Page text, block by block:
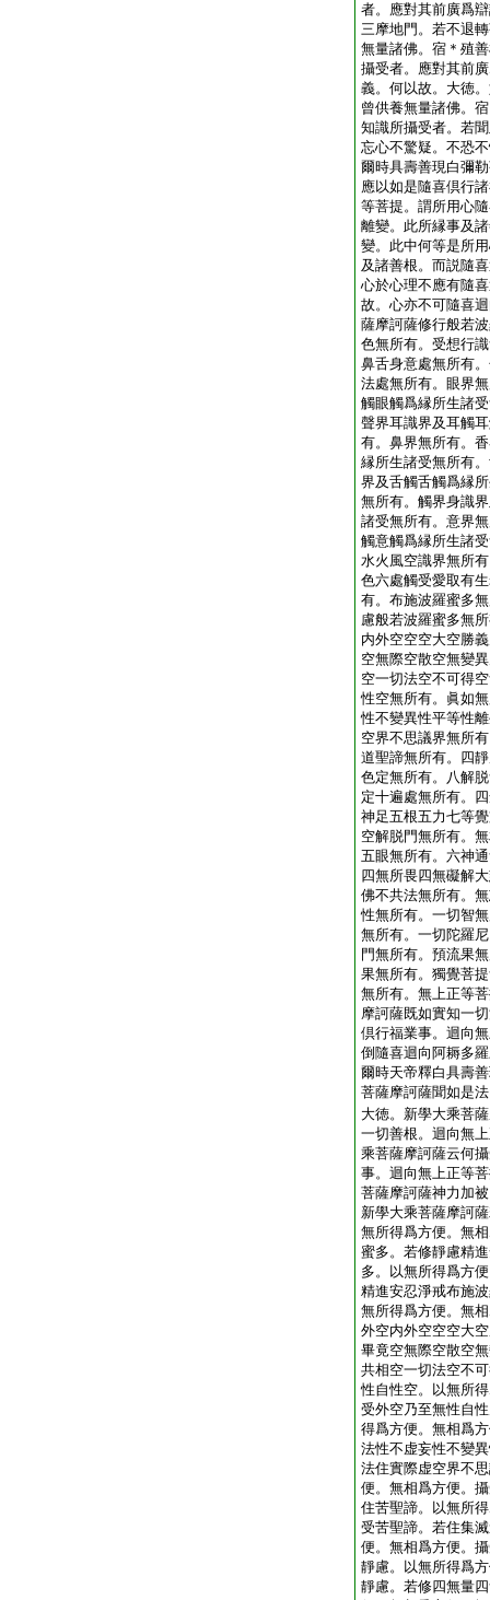
者。應對其前廣爲
三摩地門。若不退
無量諸佛。宿＊殖
攝受者。應對其前
義。何以故。大徳
曾供養無量諸佛。
知識所攝受者。若
忘心不驚疑。不恐
爾時具壽善現白彌
應以如是隨喜倶行
等菩提。謂所用心
離變。此所縁事及
變。此中何等是所
及諸善根。而説隨
心於心理不應有隨
故。心亦不可隨喜
薩摩訶薩修行般若
色無所有。受想行
鼻舌身意處無所有
法處無所有。眼界
觸眼觸爲縁所生諸
聲界耳識界及耳觸
有。鼻界無所有。
縁所生諸受無所有
界及舌觸舌觸爲縁
無所有。觸界身識
諸受無所有。意界
觸意觸爲縁所生諸
水火風空識界無所
色六處觸受愛取有
有。布施波羅蜜多
慮般若波羅蜜多無
内外空空空大空勝
空無際空散空無變
空一切法空不可得
性空無所有。眞如
性不變異性平等性
空界不思議界無所
道聖諦無所有。四
色定無所有。八解
定十遍處無所有。
神足五根五力七等
空解脱門無所有。
五眼無所有。六神
四無所畏四無礙解
佛不共法無所有。
性無所有。一切智
無所有。一切陀羅
門無所有。預流果
果無所有。獨覺菩
無所有。無上正等
摩訶薩既如實知一
倶行福業事。迴向
倒隨喜迴向阿耨多
爾時天帝釋白具壽
菩薩摩訶薩聞如是
大徳。新學大乘菩
一切善根。迴向無
乘菩薩摩訶薩云何
事。迴向無上正等
菩薩摩訶薩神力加
新學大乘菩薩摩訶
無所得爲方便。無
蜜多。若修靜慮精
多。以無所得爲方
精進安忍淨戒布施
無所得爲方便。無
外空内外空空空大
畢竟空無際空散空
共相空一切法空不
性自性空。以無所
受外空乃至無性自
得爲方便。無相爲
法性不虚妄性不變
法住實際虚空界不
便。無相爲方便。
住苦聖諦。以無所
受苦聖諦。若住集
便。無相爲方便。
靜慮。以無所得爲
靜慮。若修四無量